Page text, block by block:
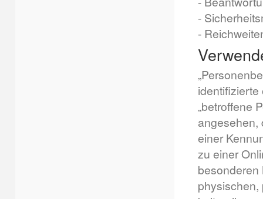
-
-
„betroffene
angesehen,
einer
zu einer
besonderen